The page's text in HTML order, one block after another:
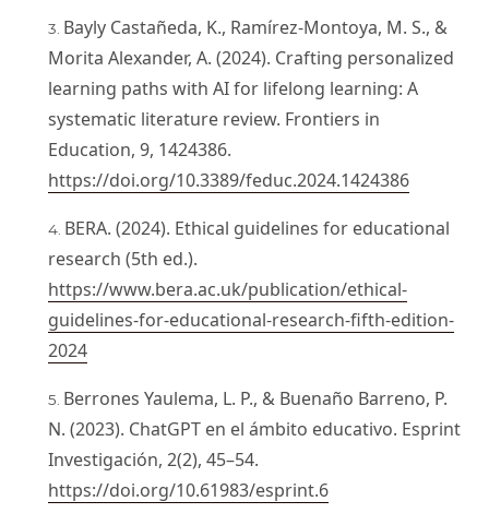
Bayly Castañeda, K., Ramírez-Montoya, M. S., &
Morita Alexander, A. (2024). Crafting personalized
learning paths with AI for lifelong learning: A
systematic literature review. Frontiers in
Education, 9, 1424386.
https://doi.org/10.3389/feduc.2024.1424386
BERA. (2024). Ethical guidelines for educational
research (5th ed.).
https://www.bera.ac.uk/publication/ethical-
guidelines-for-educational-research-fifth-edition-
2024
Berrones Yaulema, L. P., & Buenaño Barreno, P.
N. (2023). ChatGPT en el ámbito educativo. Esprint
Investigación, 2(2), 45–54.
https://doi.org/10.61983/esprint.6